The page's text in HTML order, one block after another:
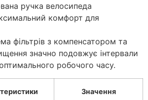
ручка велосипеда
комфорт для
фільтрів з компенсатором та
значно подовжує інтервали
робочого часу.
Значення